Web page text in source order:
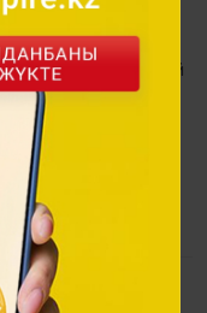
күн бейнелері
сыйлық немесе бай
тамаша кәдесый
сәйкес келеді
кейсі лакталған